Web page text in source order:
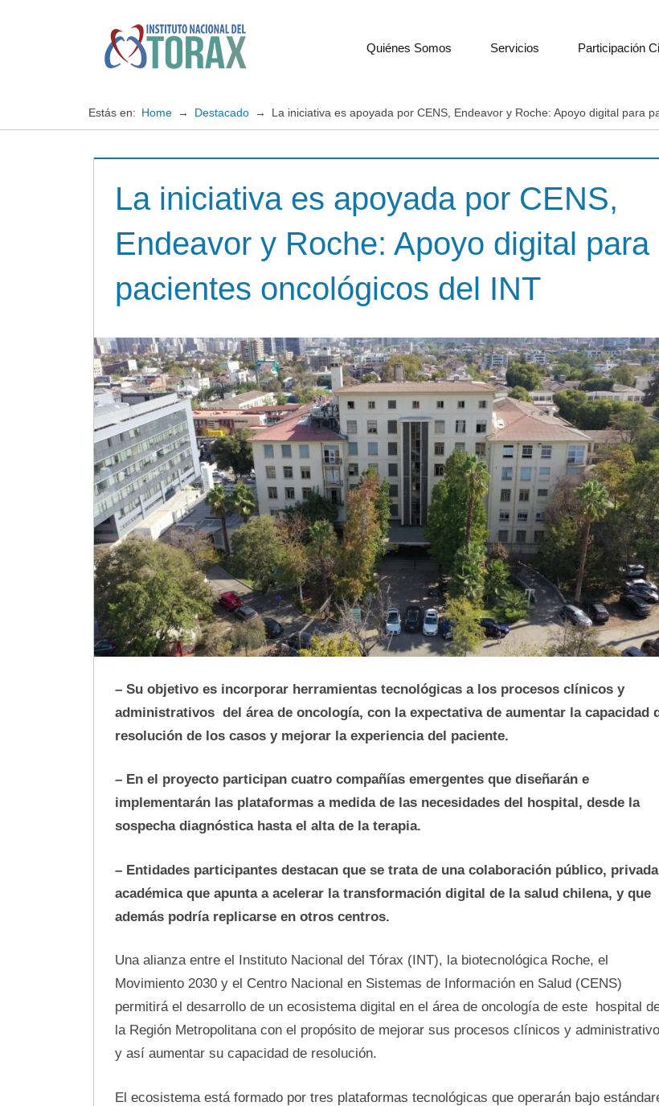
Instituto
Nacional
del
TORAX
Especialistas
cardiopulmonares
Quiénes Somos Servicios Participación
Estás en: Home Destacado La iniciativa es apoyada por CENS, Endeavor y Roche: Apoyo digital para
La iniciativa es apoyada por CENS,
Endeavor y Roche: Apoyo digital para
pacientes oncológicos del INT
– Su objetivo es incorporar herramientas tecnológicas a los procesos clínicos y
administrativos del área de oncología, con la expectativa de aumentar la capacidad
resolución de los casos y mejorar la experiencia del paciente.
– En el proyecto participan cuatro compañías emergentes que diseñarán e
implementarán las plataformas a medida de las necesidades del hospital, desde la
sospecha diagnóstica hasta el alta de la terapia.
– Entidades participantes destacan que se trata de una colaboración público,
académica que apunta a acelerar la transformación digital de la salud chilena, y que
además podría replicarse en otros centros.
Una alianza entre el Instituto Nacional del Tórax (INT), la biotecnológica Roche, el
Movimiento 2030 y el Centro Nacional en Sistemas de Información en Salud (CENS)
permitirá el desarrollo de un ecosistema digital en el área de oncología de este hospital
la Región Metropolitana con el propósito de mejorar sus procesos clínicos y
y así aumentar su capacidad de resolución.
El ecosistema está formado por tres plataformas tecnológicas que operarán bajo